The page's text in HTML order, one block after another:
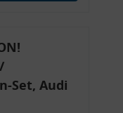
Set, Audi
S2, (6x